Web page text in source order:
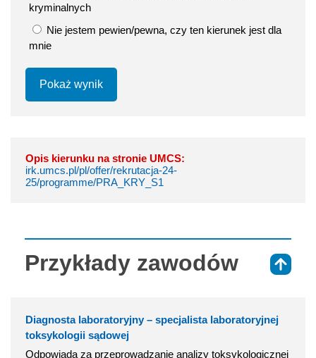
kryminalnych
Nie jestem pewien/pewna, czy ten kierunek jest dla
mnie
Pokaż wynik
Opis kierunku na stronie UMCS:
irk.umcs.pl/pl/offer/rekrutacja-24-
25/programme/PRA_KRY_S1
Przykłady zawodów
Diagnosta laboratoryjny – specjalista laboratoryjnej
toksykologii sądowej
Odpowiada za przeprowadzanie analizy toksykologicznej